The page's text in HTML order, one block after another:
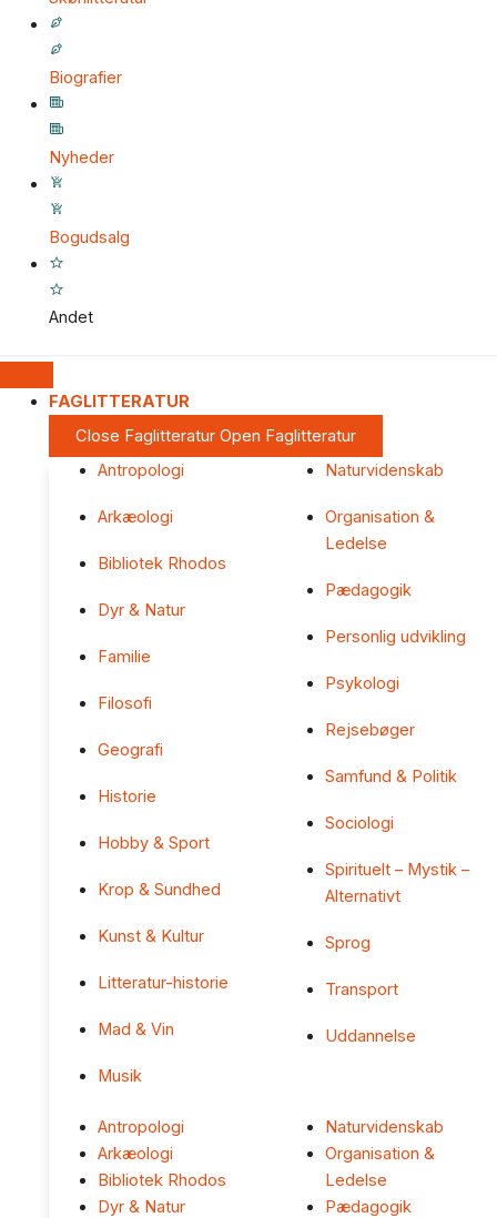
Biografier
Nyheder
Bogudsalg
Andet
FAGLITTERATUR
Close Faglitteratur Open Faglitteratur
Antropologi
Arkæologi
Bibliotek Rhodos
Dyr & Natur
Familie
Filosofi
Geografi
Historie
Hobby & Sport
Krop & Sundhed
Kunst & Kultur
Litteratur-historie
Mad & Vin
Musik
Naturvidenskab
Organisation &
Ledelse
Pædagogik
Personlig udvikling
Psykologi
Rejsebøger
Samfund & Politik
Sociologi
Spirituelt – Mystik –
Alternativt
Sprog
Transport
Uddannelse
Antropologi
Arkæologi
Bibliotek Rhodos
Dyr & Natur
Naturvidenskab
Organisation &
Ledelse
Pædagogik